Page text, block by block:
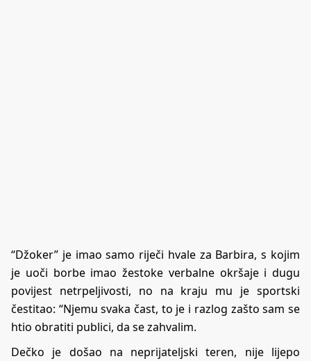
“Džoker” je imao samo riječi hvale za Barbira, s kojim
je uoči borbe imao žestoke verbalne okršaje i dugu
povijest netrpeljivosti, no na kraju mu je sportski
čestitao: “Njemu svaka čast, to je i razlog zašto sam se
htio obratiti publici, da se zahvalim.
Dečko je došao na neprijateljski teren, nije lijepo